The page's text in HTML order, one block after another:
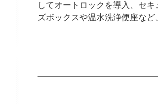
してオートロックを導入、セ
ズボックスや温水洗浄便座な